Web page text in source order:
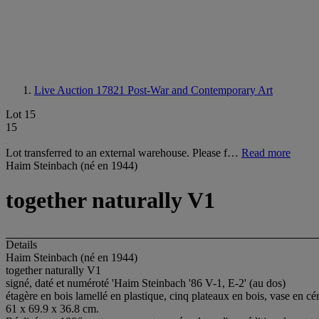
Live Auction 17821 Post-War and Contemporary Art
Lot 15
15
Lot transferred to an external warehouse. Please f… Read more
Haim Steinbach (né en 1944)
together naturally V1
Details
Haim Steinbach (né en 1944)
together naturally V1
signé, daté et numéroté 'Haim Steinbach '86 V-1, E-2' (au dos)
étagère en bois lamellé en plastique, cinq plateaux en bois, vase en
61 x 69.9 x 36.8 cm.